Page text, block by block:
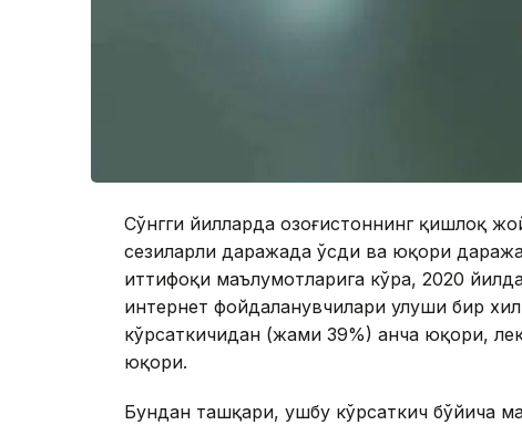
Сўнгги йилларда Қозоғистоннинг қишлоқ
сезиларли даражада ўсди ва юқори
иттифоқи маълумотларига кўра, 2020
интернет фойдаланувчилари улуши бир
кўрсаткичидан (жами 39%) анча юқори,
юқори.
Бундан ташқари, ушбу кўрсаткич бўйича